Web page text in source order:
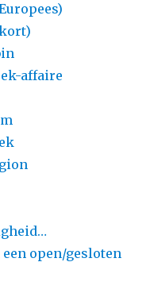
affaire
open/gesloten